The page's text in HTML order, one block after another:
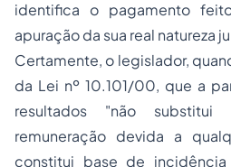
identifica o pagamento
apuração da sua real natureza
Certamente, o legislador,
da Lei nº 10.101/00, que a
resultados "não substitui
remuneração devida a
constitui base de